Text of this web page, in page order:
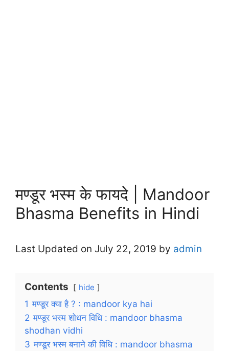
मण्डूर भस्म के फायदे | Mandoor
Bhasma Benefits in Hindi
Last Updated on July 22, 2019 by admin
Contents hide
1 मण्डूर क्या है ? : mandoor kya hai
2 मण्डूर भस्म शोधन विधि : mandoor bhasma
shodhan vidhi
3 मण्डूर भस्म बनाने की विधि : mandoor bhasma